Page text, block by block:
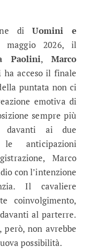
Cinzia spiazza
diUomini e
2026, il
Paolini, Marco
ha acceso il finale
puntata non ci
emotiva di
sempre più
davanti ai due
le anticipazioni
Marco
con l’intenzione
Il cavaliere
coinvolgimento,
al parterre.
però, non avrebbe
possibilità.